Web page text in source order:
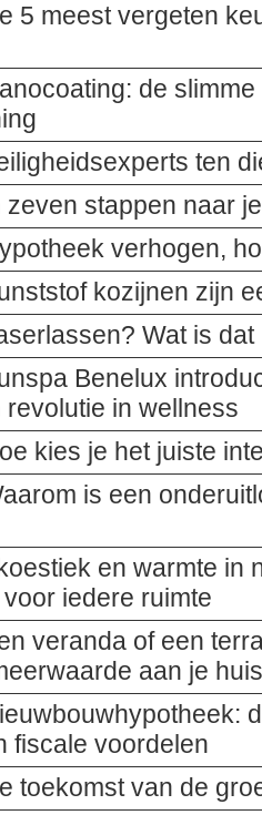
5 meest vergeten
de
ten
zeven stappen naar
verhogen,
kozijnen zijn
Wat is
Benelux
in wellness
kies je het juiste
is een
en warmte in
iedere ruimte
veranda of een
aan je huis
fiscale voordelen
toekomst van de